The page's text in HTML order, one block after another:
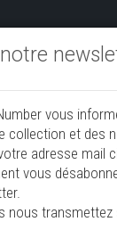
vendre
vous
collection et des
adresse mail
vous
nous transmettez